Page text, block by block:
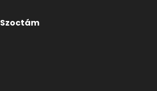
Szoctám